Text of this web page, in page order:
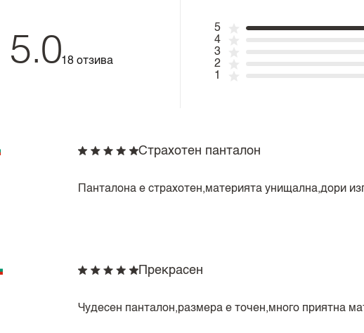
5.018 отзива
5
4
3
2
1
Страхотен панталон
Панталона е страхотен,материята унищална,дори
Прекрасен
Чудесен панталон,размера е точен,много приятна